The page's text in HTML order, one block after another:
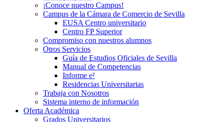
¡Conoce nuestro Campus!
Campus de la Cámara de Comercio de Sevilla
EUSA Centro universitario
Centro FP Superior
Compromiso con nuestros alumnos
Otros Servicios
Guía de Estudios Oficiales de Sevilla
Manual de Competencias
Informe e²
Residencias Universitarias
Trabaja con Nosotros
Sistema interno de información
Oferta Académica
Grados Universitarios